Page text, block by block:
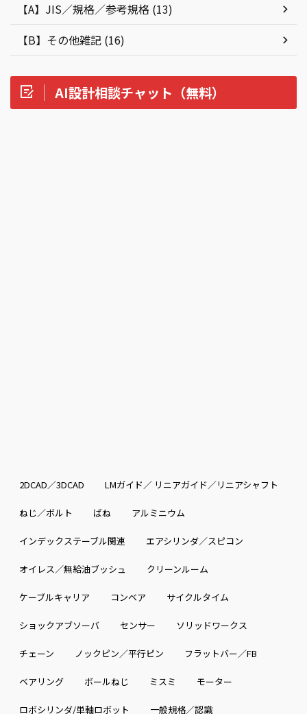
【A】JIS／規格／参考規格 (13)
【B】その他雑記 (16)
AI設計相談チャット（無料）
2DCAD／3DCAD LMガイド／ リニアガイド／リニアシャフト
ねじ／ボルト ばね アルミニウム
インデックステーブル関連 エアシリンダ／スピコン
オイレス／無給油ブッシュ クリーンルーム
ケーブルキャリア コンベア サイクルタイム
ショックアブソーバ センサー ソリッドワークス
チェーン ノックピン／平行ピン フラットバー／FB
ベアリング ボールねじ ミスミ モーター
ロボシリンダ/単軸ロボット 一般規格／認識